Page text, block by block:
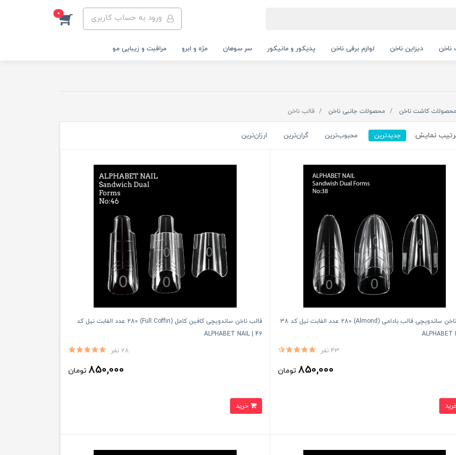
ورود به حساب کاربری 0
ناخن دیزاین ناخن لوازم برقی ناخن پدیکور و مانیکور سر سوهان مژه و ابرو مراقبت و زیبایی مو
کاشت ناخن محصولات جانبی ناخن قالب ناخن
نمایش: جدیدترین محبوب‌ترین گران‌ترین ارزان‌ترین
قالب ناخن ساندویچی قالب بادامی (Almond) 280 عدد الفابت نیل کد 38
43 نفر
850,000 تومان
قالب ناخن ساندویچی کافین کامل (Full Coffin) 280 عدد الفابت نیل کد
46 | ALPHABET NAIL
28 نفر
850,000 تومان
خرید